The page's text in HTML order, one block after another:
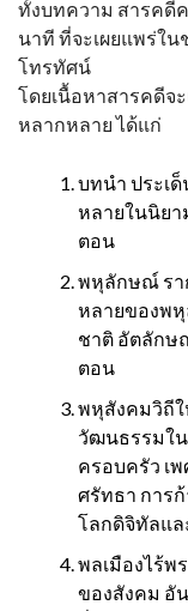
ทั้งบทความ สารคดี
นาที ที่จะเผยแพร่ใน
โทรทัศน์
โดยเนื้อหาสารคดีจ
หลากหลาย ได้แก่
บทนำ ประเ
หลายในนิยา
ตอน
พหุลักษณ์ รา
หลายของพ
ชาติ อัตลักษ
ตอน
พหุสังคมวิถีใ
วัฒนธรรมใ
ครอบครัว เ
ศรัทธา การ
โลกดิจิทัลแล
พลเมืองไร้พ
ของสังคม อั